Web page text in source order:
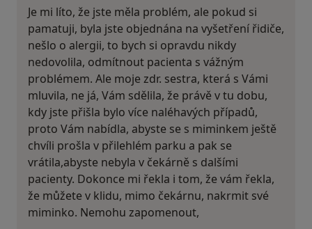
Je mi líto, že jste měla problém, ale pokud si
pamatuji, byla jste objednána na vyšetření řidiče,
nešlo o alergii, to bych si opravdu nikdy
nedovolila, odmítnout pacienta s vážným
problémem. Ale moje zdr. sestra, která s Vámi
mluvila, ne já, Vám sdělila, že právě v tu dobu,
kdy jste přišla bylo více naléhavých případů,
proto Vám nabídla, abyste se s miminkem ještě
chvíli prošla v přilehlém parku a pak se
vrátila,abyste nebyla v čekárně s dalšími
pacienty. Dokonce mi řekla i tom, že vám řekla,
že můžete v klidu, mimo čekárnu, nakrmit své
miminko. Nemohu zapomenout,